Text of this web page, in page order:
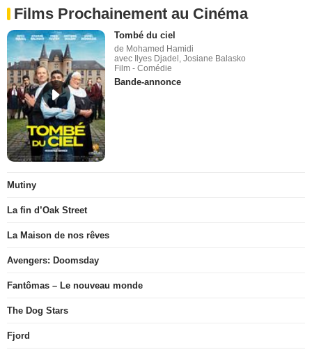
Films Prochainement au Cinéma
Tombé du ciel
de Mohamed Hamidi
avec Ilyes Djadel, Josiane Balasko
Film - Comédie
Bande-annonce
Mutiny
La fin d’Oak Street
La Maison de nos rêves
Avengers: Doomsday
Fantômas – Le nouveau monde
The Dog Stars
Fjord